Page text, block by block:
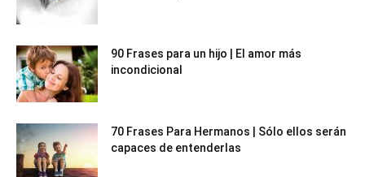
90 Frases para un hijo | El amor más
incondicional
70 Frases Para Hermanos | Sólo ellos serán
capaces de entenderlas